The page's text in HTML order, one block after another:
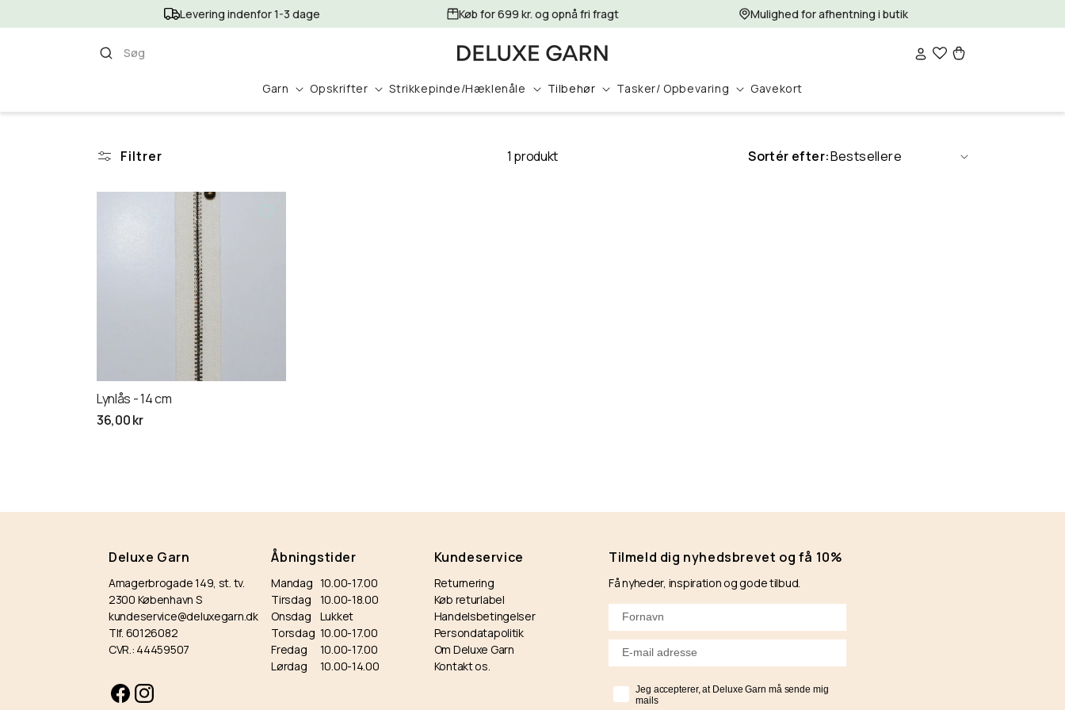
indhold
Levering indenfor 1-3 dage Køb for 699 kr. og opnå fri fragt Mulighed for afhentning i butik
Søg
Garn Opskrifter Strikkepinde/Hæklenåle Tilbehør Tasker/ Opbevaring Gavekort
ind
Indkøbskurv
Filtrer 1 produkt Sortér efter:
Lynlås - 14 cm
Normalpris
36,00 kr
Deluxe Garn
Amagerbrogade 149, st. tv.
2300 København S
kundeservice@deluxegarn.dk
Tlf. 60126082
CVR.: 44459507
Facebook
Åbningstider
Mandag 10.00-17.00
Tirsdag
10.00-18.00
Onsdag
Lukket
Torsdag 10.00-17.00
Fredag
10.00-17.00
Lørdag
10.00-14.00
Kundeservice
Returnering
Køb returlabel
Handelsbetingelser
Persondatapolitik
Om Deluxe Garn
Kontakt os.
Tilmeld dig nyhedsbrevet og få 10%
Få nyheder, inspiration og gode tilbud.
Jeg accepterer, at Deluxe Garn må sende mig
mails